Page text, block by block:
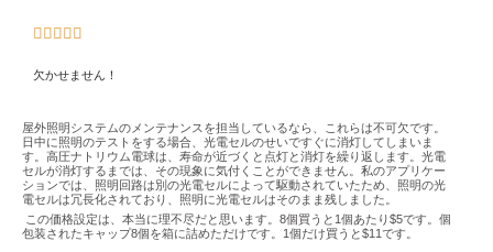

欠かせません！
屋外照明システムのメンテナンスを担当しているなら、これらは不可欠です。
日中に照明のテストをする場合、光電セルのせいですぐに消灯してしまいま
す。高圧ナトリウム電球は、寿命が近づくと点灯と消灯を繰り返します。光電
セルが消灯するまでは、その現象に気付くことができません。私のアプリケー
ションでは、照明回路は別の光電セルによって駆動されていたため、照明の光
電セルは冗長化されており、照明に光電セルはそのまま残しました。
この価格設定は、本当に理不尽だと思います。8個買うと1個あたり$5です。個
包装されたキャップ8個を箱に詰めただけです。1個だけ買うと$11です。